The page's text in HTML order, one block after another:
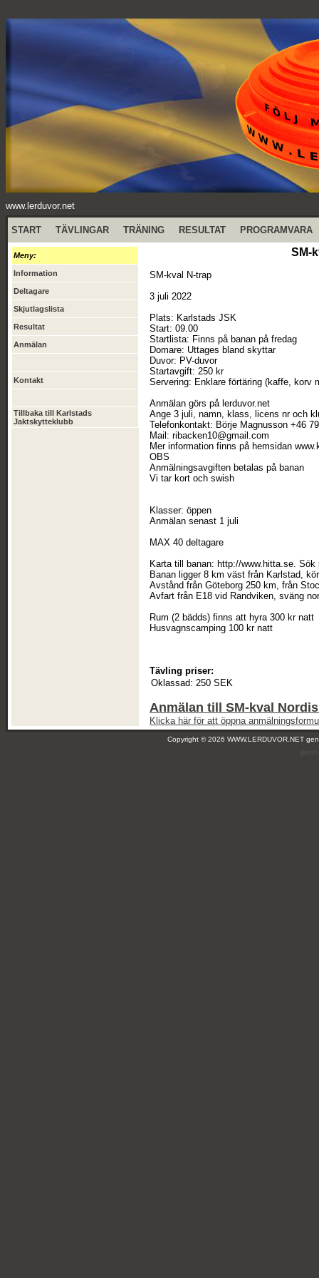
www.lerduvor.net
START TÄVLINGAR TRÄNING RESULTAT PROGRAMVARA
Meny:
Information
Deltagare
Skjutlagslista
Resultat
Anmälan
Kontakt
Tillbaka till Karlstads
Jaktskytteklubb
SM-
SM-kval N-trap
3 juli 2022
Plats: Karlstads JSK
Start: 09.00
Startlista: Finns på banan på fredag
Domare: Uttages bland skyttar
Duvor: PV-duvor
Startavgift: 250 kr
Servering: Enklare förtäring (kaffe, korv
Anmälan görs på lerduvor.net
Ange 3 juli, namn, klass, licens nr och
Telefonkontakt: Börje Magnusson +46
Mail: ribacken10@gmail.com
Mer information finns på hemsidan
OBS
Anmälningsavgiften betalas på banan
Vi tar kort och swish
Klasser: öppen
Anmälan senast 1 juli
MAX 40 deltagare
Karta till banan: http://www.hitta.se.
Banan ligger 8 km väst från Karlstad,
Avstånd från Göteborg 250 km, från
Avfart från E18 vid Randviken, sväng
Rum (2 bädds) finns att hyra 300 kr natt
Husvagnscamping 100 kr natt
Tävling priser:
Oklassad: 250 SEK
Anmälan till SM-kval
Klicka här för att öppna
Copyright © 2026 WWW.LERDUVOR.NET